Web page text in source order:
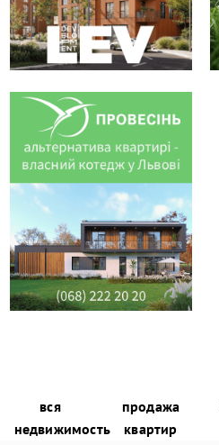
вся
недвижимость
продажа
квартир